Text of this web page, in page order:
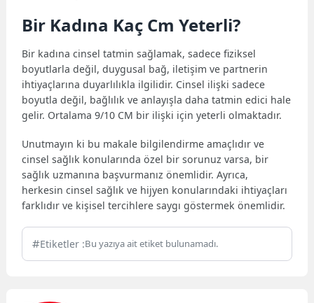
Bir Kadına Kaç Cm Yeterli?
Bir kadına cinsel tatmin sağlamak, sadece fiziksel
boyutlarla değil, duygusal bağ, iletişim ve partnerin
ihtiyaçlarına duyarlılıkla ilgilidir. Cinsel ilişki sadece
boyutla değil, bağlılık ve anlayışla daha tatmin edici hale
gelir. Ortalama 9/10 CM bir ilişki için yeterli olmaktadır.
Unutmayın ki bu makale bilgilendirme amaçlıdır ve
cinsel sağlık konularında özel bir sorunuz varsa, bir
sağlık uzmanına başvurmanız önemlidir. Ayrıca,
herkesin cinsel sağlık ve hijyen konularındaki ihtiyaçları
farklıdır ve kişisel tercihlere saygı göstermek önemlidir.
Etiketler :Bu yazıya ait etiket bulunamadı.